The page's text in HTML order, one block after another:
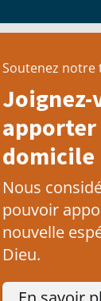
Soutenez notre
Joignez-
apporter
domicile
Nous
pouvoir
nouvelle
Dieu.